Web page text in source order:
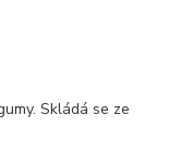
Skládá se ze